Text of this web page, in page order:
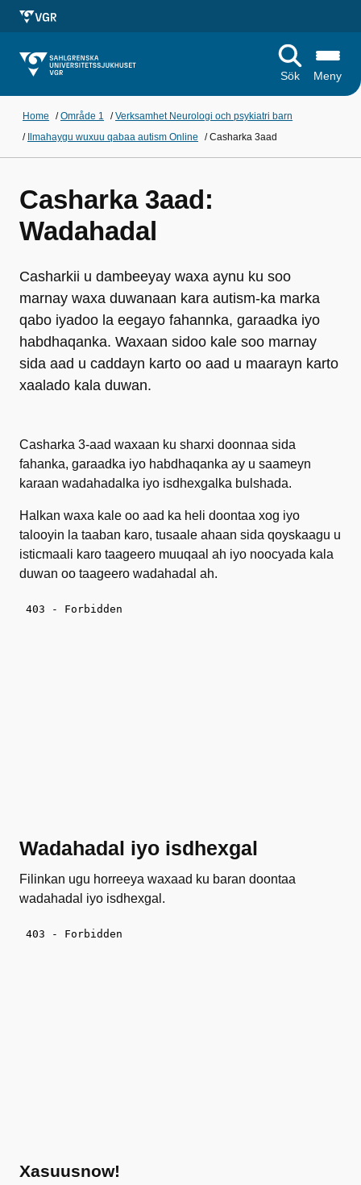
Sök Meny
Home /Område 1 /Verksamhet Neurologi och psykiatri barn
/ Ilmahaygu wuxuu qabaa autism Online /Casharka 3aad
Casharka 3aad:
Wadahadal
Casharkii u dambeeyay waxa aynu ku soo
marnay waxa duwanaan kara autism-ka marka
qabo iyadoo la eegayo fahannka, garaadka iyo
habdhaqanka. Waxaan sidoo kale soo marnay
sida aad u caddayn karto oo aad u maarayn karto
xaalado kala duwan.
Casharka 3-aad waxaan ku sharxi doonnaa sida
fahanka, garaadka iyo habdhaqanka ay u saameyn
karaan wadahadalka iyo isdhexgalka bulshada.
Halkan waxa kale oo aad ka heli doontaa xog iyo
talooyin la taaban karo, tusaale ahaan sida qoyskaagu u
isticmaali karo taageero muuqaal ah iyo noocyada kala
duwan oo taageero wadahadal ah.
Wadahadal iyo isdhexgal
Filinkan ugu horreeya waxaad ku baran doontaa
wadahadal iyo isdhexgal.
Xasuusnow!